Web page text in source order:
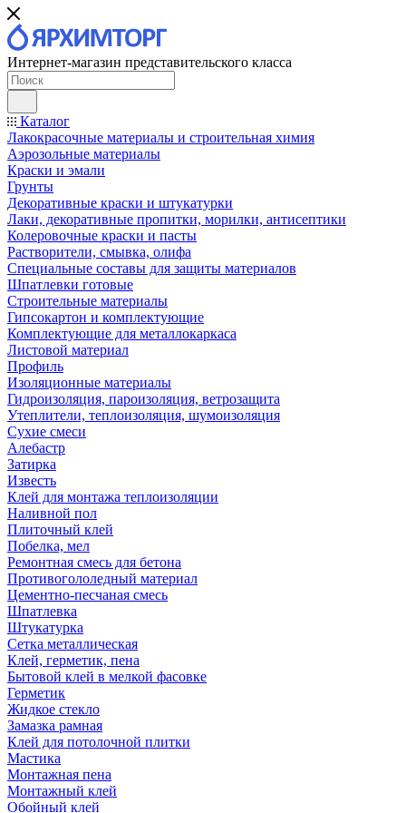
Интернет-магазин представительского класса
Каталог
Лакокрасочные материалы и строительная химия
Аэрозольные материалы
Краски и эмали
Грунты
Декоративные краски и штукатурки
Лаки, декоративные пропитки, морилки, антисептики
Колеровочные краски и пасты
Растворители, смывка, олифа
Специальные составы для защиты материалов
Шпатлевки готовые
Строительные материалы
Гипсокартон и комплектующие
Комплектующие для металлокаркаса
Листовой материал
Профиль
Изоляционные материалы
Гидроизоляция, пароизоляция, ветрозащита
Утеплители, теплоизоляция, шумоизоляция
Сухие смеси
Алебастр
Затирка
Известь
Клей для монтажа теплоизоляции
Наливной пол
Плиточный клей
Побелка, мел
Ремонтная смесь для бетона
Противогололедный материал
Цементно-песчаная смесь
Шпатлевка
Штукатурка
Сетка металлическая
Клей, герметик, пена
Бытовой клей в мелкой фасовке
Герметик
Жидкое стекло
Замазка рамная
Клей для потолочной плитки
Мастика
Монтажная пена
Монтажный клей
Обойный клей